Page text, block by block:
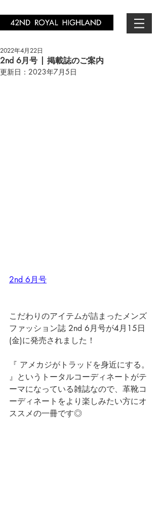
2nd 6月号 | 掲載誌のご案内
2022年4月22日
更新日： 2023年7月5日
2nd 6月号
こだわりのアイテムが詰まったメンズ
ファッション誌 2nd 6月号が4月15日
(金)に発売されました！
『 アメカジがトラッドを身近にする。
』というトータルコーディネートがテ
ーマになっている雑誌なので、革靴コ
ーディネートをより楽しみたい方にオ
ススメの一冊です◎